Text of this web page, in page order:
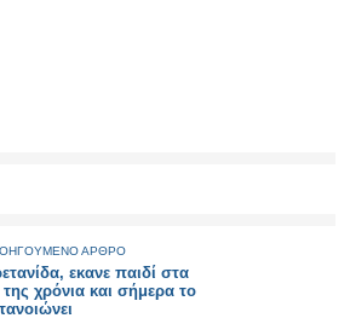
ΑΡΘΡΟ
εκανε παιδί στα
της χρόνια και σήμερα το